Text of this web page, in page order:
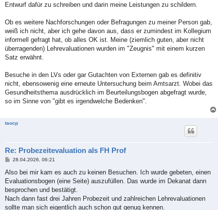
Entwurf dafür zu schreiben und darin meine Leistungen zu schildern.
Ob es weitere Nachforschungen oder Befragungen zu meiner Person gab,
weiß ich nicht, aber ich gehe davon aus, dass er zumindest im Kollegium
informell gefragt hat, ob alles OK ist. Meine (ziemlich guten, aber nicht
überragenden) Lehrevaluationen wurden im "Zeugnis" mit einem kurzen
Satz erwähnt.
Besuche in den LVs oder gar Gutachten von Externen gab es definitiv
nicht, ebensowenig eine erneute Untersuchung beim Amtsarzt. Wobei das
Gesundheitsthema ausdrücklich im Beurteilungsbogen abgefragt wurde,
so im Sinne von "gibt es irgendwelche Bedenken".
taocp
Re: Probezeitevaluation als FH Prof
B
i
r
a
28.04.2026, 06:21
Also bei mir kam es auch zu keinen Besuchen. Ich wurde gebeten, einen
Evaluationsbogen (eine Seite) auszufüllen. Das wurde im Dekanat dann
besprochen und bestätigt.
Nach dann fast drei Jahren Probezeit und zahlreichen Lehrevaluationen
sollte man sich eigentlich auch schon gut genug kennen.